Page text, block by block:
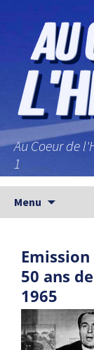
Au Coeur de
1
Menu
50 ans
1965